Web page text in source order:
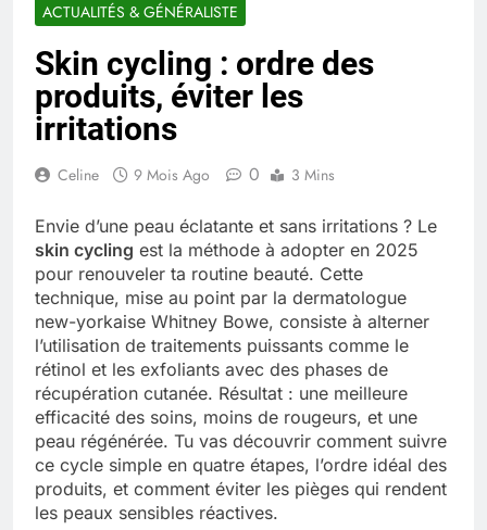
4 Mois Ago
Quel est le salaire de Myriam Seurat en
2025 ?
4 Mois Ago
Okrami : comprendre ses
fonctionnalités clés et avantages
4 Mois Ago
Découvrez notre test d’orientation
gratuit spécialement conçu pour
collégiens et lycéens
4 Mois Ago
Liste complète des marques
rezoactif.com à connaître en 2025
4 Mois Ago
ACTUALITÉS & GÉNÉRALISTE
Skin cycling : ordre des
produits, éviter les
irritations
Celine 9 Mois Ago 0 3 Mins
Envie d’une peau éclatante et sans irritations ? Le
skin cycling est la méthode à adopter en 2025
pour renouveler ta routine beauté. Cette
technique, mise au point par la dermatologue
new-yorkaise Whitney Bowe, consiste à alterner
l’utilisation de traitements puissants comme le
rétinol et les exfoliants avec des phases de
récupération cutanée. Résultat : une meilleure
efficacité des soins, moins de rougeurs, et une
peau régénérée. Tu vas découvrir comment suivre
ce cycle simple en quatre étapes, l’ordre idéal des
produits, et comment éviter les pièges qui rendent
les peaux sensibles réactives.